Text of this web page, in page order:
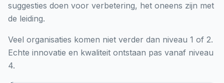
suggesties doen voor verbetering, het oneens zijn met
de leiding.
Veel organisaties komen niet verder dan niveau 1 of 2.
Echte innovatie en kwaliteit ontstaan pas vanaf niveau
4.